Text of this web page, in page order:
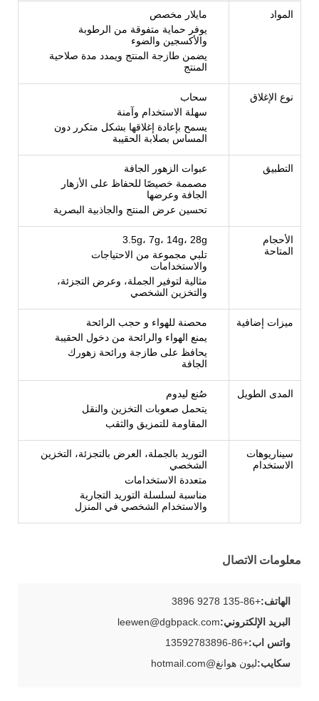
المواد
مايلار مخصص
يوفر حماية متفوقة من الرطوبة
والأكسجين والضوء
يضمن طازجة المنتج ويمدد مدة صلاحية
المنتج
نوع الإغلاق
سحاب
سهلة الاستخدام وآمنة
يسمح بإعادة إغلاقها بشكل متكرر دون
المساس بصلابة الحقيبة
التطبيق
عبوات الزهور الجافة
مصممة خصيصًا للحفاظ على الأزهار
الجافة وعرضها
تحسين عرض المنتج والجاذبية البصرية
الأحجام
المتاحة
3.5g، 7g، 14g، 28g
تلبي مجموعة من الاحتياجات
والاستخدامات
مثالية لتوفير الجملة، وعرض التجزئة،
والتخزين الشخصي
ميزات إضافية
محصنة للهواء و حجب الرائحة
يمنع الهواء والرائحة من دخول الحقيبة
يحافظ على طازجة ورائحة زهورك
الجافة
المدى الطويل
صُنع ليدوم
يتحمل صعوبات التخزين والنقل
المقاومة للتمزيق والثقب
سيناريوهات
الاستخدام
التوريد بالجملة، العرض بالتجزئة، التخزين
الشخصي
متعددة الاستخدامات
مناسبة لسلسلة التوريد التجارية
والاستخدام الشخصي في المنزل
معلومات الاتصال
الهاتف:+86-135 9278 3896
البريد الإلكتروني:leewen@dgbpack.com
واتس اب:+86-13592783896
سكايب:ليون هوانغ@hotmail.com